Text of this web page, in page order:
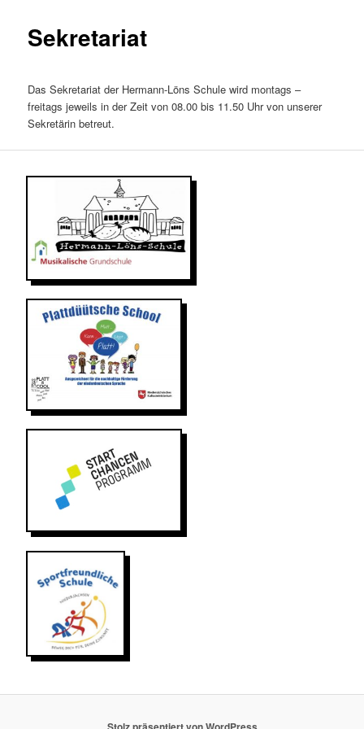
Sekretariat
Das Sekretariat der Hermann-Löns Schule wird montags –
freitags jeweils in der Zeit von 08.00 bis 11.50 Uhr von unserer
Sekretärin betreut.